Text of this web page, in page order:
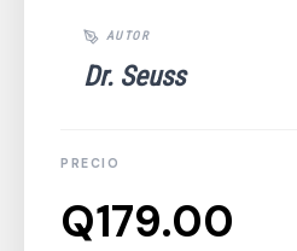
Dr. Seuss
Q179.00